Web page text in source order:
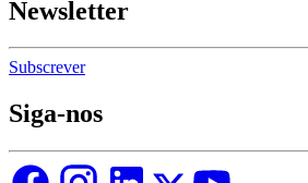
Newsletter
Subscrever
Siga-nos